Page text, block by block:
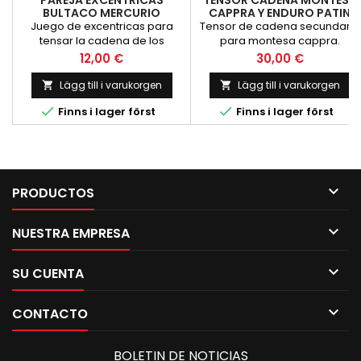
BULTACO MERCURIO
Juego de excentricas para
tensar la cadena de los
modelos de carretera de
Bultaco tipo Mercurio,
Pris
12,00 €
 Lägg till i varukorgen
 Finns i lager först
CAPPRA Y ENDURO PATIN
Tensor de cadena secundaria
para montesa cappra.
Completo
Pris
30,00 €
 Lägg till i varukorgen
 Finns i lager först
PRODUCTOS 
NUESTRA EMPRESA 
SU CUENTA 
CONTACTO 
BOLETIN DE NOTICIAS